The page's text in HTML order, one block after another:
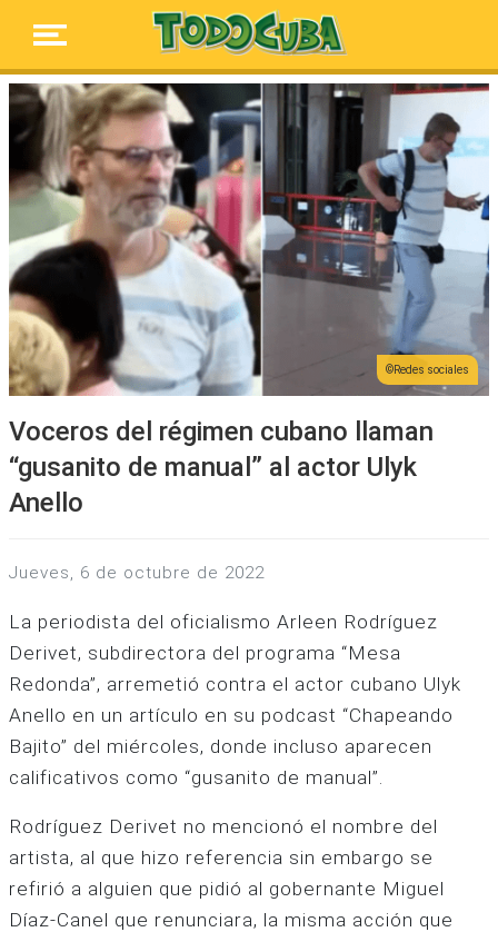
Redes sociales
Voceros del régimen cubano llaman
“gusanito de manual” al actor Ulyk
Anello
jueves, 6 de octubre de 2022
La periodista del oficialismo Arleen Rodríguez
Derivet, subdirectora del programa “Mesa
Redonda”, arremetió contra el actor cubano Ulyk
Anello en un artículo en su podcast “Chapeando
Bajito” del miércoles, donde incluso aparecen
calificativos como “gusanito de manual”.
Rodríguez Derivet no mencionó el nombre del
artista, al que hizo referencia sin embargo se
refirió a alguien que pidió al gobernante Miguel
Díaz-Canel que renunciara, la misma acción que